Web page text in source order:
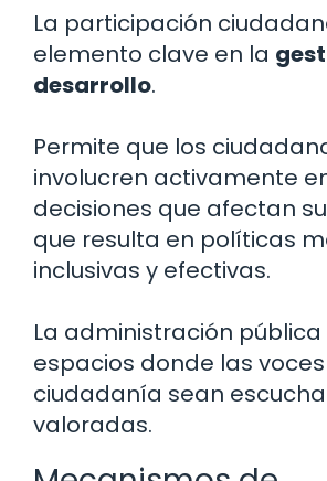
La participación
elemento clave en la
desarrollo.
Permite que los
involucren activamente
decisiones que afectan
que resulta en políticas
inclusivas y efectivas.
La administración
espacios donde las
ciudadanía sean
valoradas.